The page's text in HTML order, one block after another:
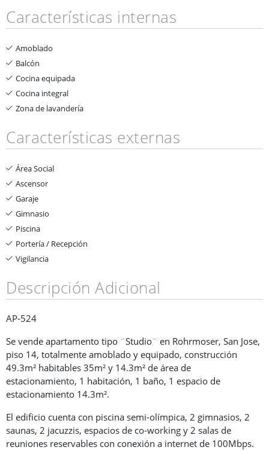
Características internas
Amoblado
Balcón
Cocina equipada
Cocina integral
Zona de lavandería
Características externas
Área Social
Ascensor
Garaje
Gimnasio
Piscina
Portería / Recepción
Vigilancia
Descripción Adicional
AP-524
Se vende apartamento tipo ¨Studio¨ en Rohrmoser, San Jose,
piso 14, totalmente amoblado y equipado, construcción
49.3m² habitables 35m² y 14.3m² de área de
estacionamiento, 1 habitación, 1 baño, 1 espacio de
estacionamiento 14.3m².
El edificio cuenta con piscina semi-olímpica, 2 gimnasios, 2
saunas, 2 jacuzzis, espacios de co-working y 2 salas de
reuniones reservables con conexión a internet de 100Mbps.